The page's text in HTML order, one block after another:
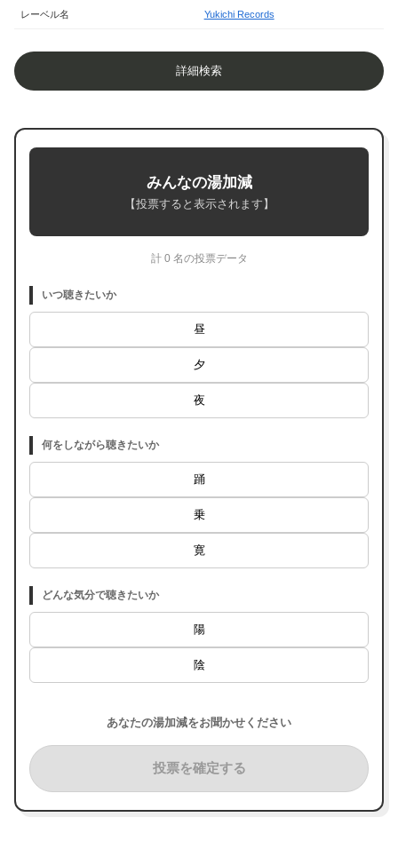
レーベル名 Yukichi Records
詳細検索
みんなの湯加減
【投票すると表示されます】
計 0 名の投票データ
いつ聴きたいか
昼
夕
夜
何をしながら聴きたいか
踊
乗
寛
どんな気分で聴きたいか
陽
陰
あなたの湯加減をお聞かせください
投票を確定する